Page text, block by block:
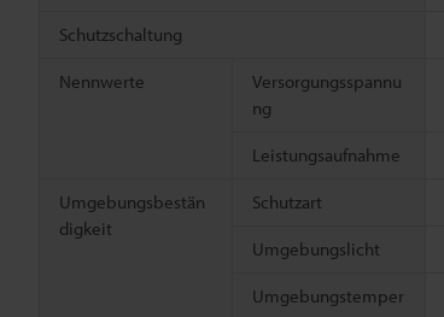
Schutzschaltung
Nennwerte
Versorgungsspannu
ng
Leistungsaufnahme
Umgebungsbestän
digkeit
Schutzart
Umgebungslicht
Umgebungstemper